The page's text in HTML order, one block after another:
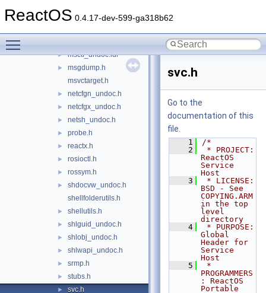
ReactOS 0.4.17-dev-599-ga318b62
► kdnetextensibility.h
► msctf_undoc.idl
►
msgdump.h
msvctarget.h
► netcfgn_undoc.h
► netcfgx_undoc.h
► netsh_undoc.h
► probe.h
► reactx.h
► rosioctl.h
► rossym.h
►
shdocvw_undoc.h
shellfolderutils.h
► shellutils.h
► shlguid_undoc.h
► shlobj_undoc.h
► shlwapi_undoc.h
► srmp.h
► stubs.h
► svc.h
svc.h
Go to the
documentation of this
file.
    1
/*
    2
* PROJECT:
ReactOS
Service
Host
    3
* LICENSE:
BSD - See
COPYING.ARM
in the top
level
directory
    4
* PURPOSE:
Global
Header for
Service
Host
    5
*
PROGRAMMERS
: ReactOS
Portable